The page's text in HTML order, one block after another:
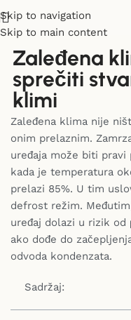
Skip to navigation
Skip to main content
Zaleđena
sprečiti
klimi
Zaleđena klima nije
onim prelaznim.
uređaja može biti
kada je temperatura
prelazi 85%. U tim
defrost režim.
uređaj dolazi u rizik od
ako dođe do
odvoda kondenzata.
Sadržaj: